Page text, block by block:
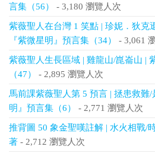
言集（56）
- 3,180 瀏覽人次
紫薇聖人在台灣 1 笑點 | 珍妮．狄克
『紫微星明』預言集（34）
- 3,061
紫薇聖人生長區域 | 雞龍山/崑崙山 |
（47）
- 2,895 瀏覽人次
馬前課紫薇聖人第 5 預言 | 拯患救難
明』預言集（6）
- 2,771 瀏覽人次
推背圖 50 象金聖嘆註解 | 水火相戰/
著 - 2,712 瀏覽人次